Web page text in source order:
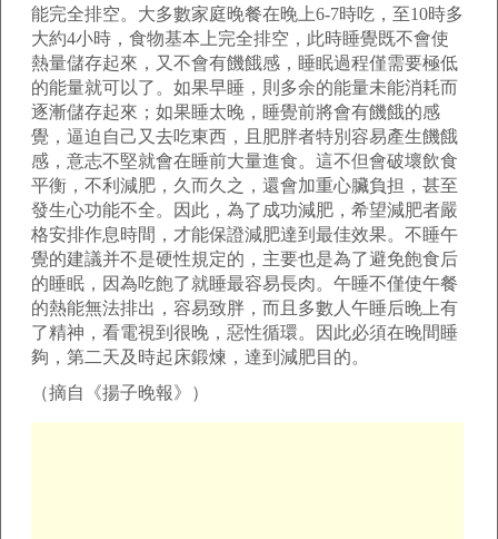
能完全排空。大多數家庭晚餐在晚上6-7時吃，至10時多
大約4小時，食物基本上完全排空，此時睡覺既不會使
熱量儲存起來，又不會有饑餓感，睡眠過程僅需要極低
的能量就可以了。如果早睡，則多余的能量未能消耗而
逐漸儲存起來；如果睡太晚，睡覺前將會有饑餓的感
覺，逼迫自己又去吃東西，且肥胖者特別容易產生饑餓
感，意志不堅就會在睡前大量進食。這不但會破壞飲食
平衡，不利減肥，久而久之，還會加重心臟負担，甚至
發生心功能不全。因此，為了成功減肥，希望減肥者嚴
格安排作息時間，才能保證減肥達到最佳效果。不睡午
覺的建議并不是硬性規定的，主要也是為了避免飽食后
的睡眠，因為吃飽了就睡最容易長肉。午睡不僅使午餐
的熱能無法排出，容易致胖，而且多數人午睡后晚上有
了精神，看電視到很晚，惡性循環。因此必須在晚間睡
夠，第二天及時起床鍛煉，達到減肥目的。
（摘自《揚子晚報》）